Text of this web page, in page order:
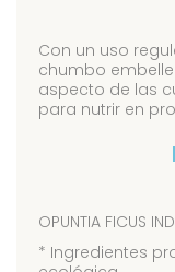
Con un uso
chumbo
aspecto de las
para nutrir en
OPUNTIA FICUS
* Ingredientes